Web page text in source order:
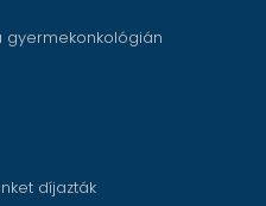
gyermekonkológián
díjazták